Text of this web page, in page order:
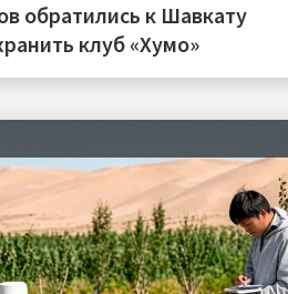
обратились к Шавкату
клуб «Хумо»